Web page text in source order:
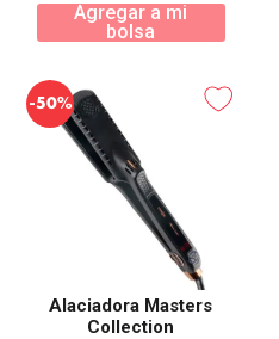
Agregar a mi
bolsa
-50%
Alaciadora Masters
Collection